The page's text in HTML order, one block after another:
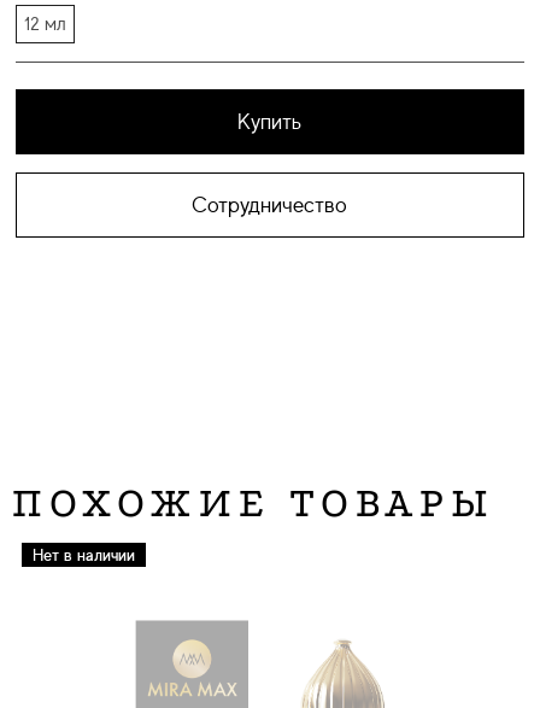
12 мл
Купить
Сотрудничество
ПОХОЖИЕ ТОВАРЫ
Нет в наличии